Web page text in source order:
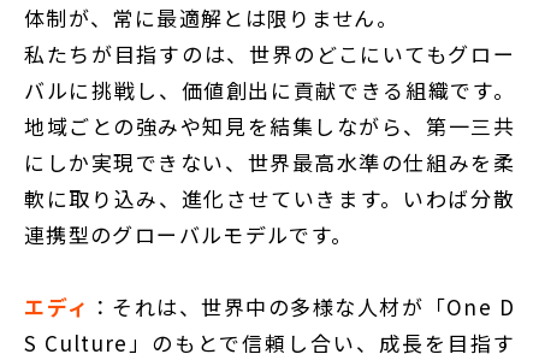
体制が、常に最適解とは限りません。
私たちが目指すのは、世界のどこにいてもグロー
バルに挑戦し、価値創出に貢献できる組織です。
地域ごとの強みや知見を結集しながら、第一三共
にしか実現できない、世界最高水準の仕組みを柔
軟に取り込み、進化させていきます。いわば分散
連携型のグローバルモデルです。
エディ ：それは、世界中の多様な人材が「One D
S Culture」のもとで信頼し合い、成長を目指す